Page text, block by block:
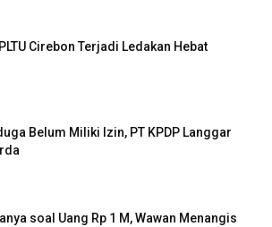
Cirebon Terjadi Ledakan Hebat
Belum Miliki Izin, PT KPDP Langgar
soal Uang Rp 1 M, Wawan Menangis